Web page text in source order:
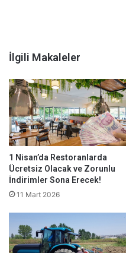
İlgili Makaleler
1 Nisan’da Restoranlarda
Ücretsiz Olacak ve Zorunlu
İndirimler Sona Erecek!
11 Mart 2026